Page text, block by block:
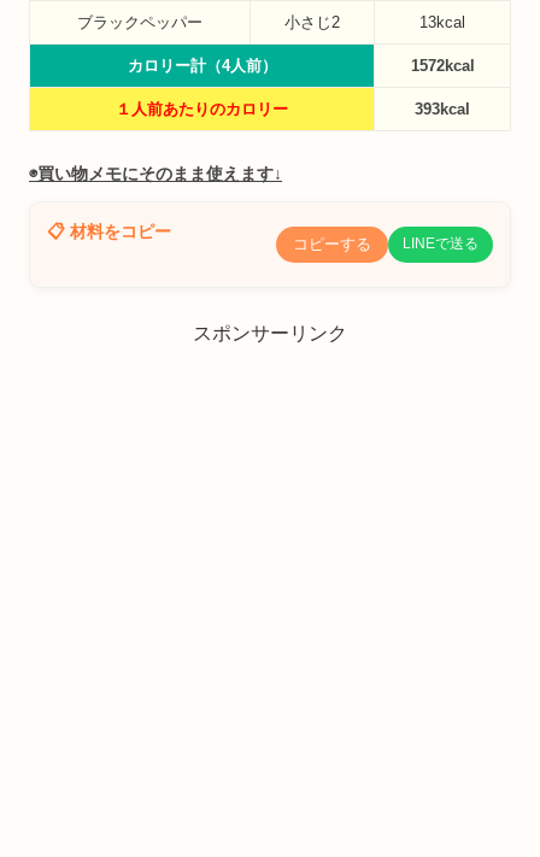
ブラックペッパー 小さじ2 13kcal
カロリー計（4人前） 1572kcal
１人前あたりのカロリー 393kcal
◉買い物メモにそのまま使えます↓
📋 材料をコピー
コピーする LINEで送る
スポンサーリンク